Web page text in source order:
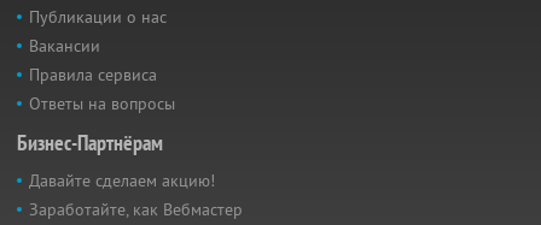
Публикации о нас
Вакансии
Правила сервиса
Ответы на вопросы
Бизнес-Партнёрам
Давайте сделаем акцию!
Заработайте, как Вебмастер